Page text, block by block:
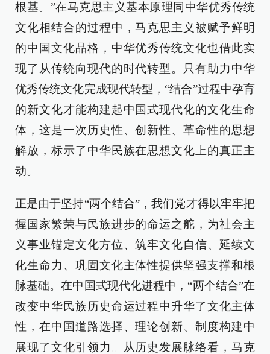
根基。”在马克思主义基本原理同中华优秀传统
文化相结合的过程中，马克思主义被赋予鲜明
的中国文化品格，中华优秀传统文化也借此实
现了从传统向现代的时代转型。只有助力中华
优秀传统文化完成现代转型，“结合”过程中孕育
的新文化才能构建起中国式现代化的文化生命
体，这是一次历史性、创新性、革命性的思想
解放，标示了中华民族在思想文化上的真正主
动。
正是由于坚持“两个结合”，我们党才得以牢牢把
握国家繁荣与民族进步的命运之舵，为社会主
义事业锚定文化方位、筑牢文化自信、延续文
化生命力、巩固文化主体性提供坚强支撑和根
脉基础。在中国式现代化进程中，“两个结合”在
改变中华民族历史命运过程中升华了文化主体
性，在中国道路选择、理论创新、制度构建中
展现了文化引领力。从历史发展脉络看，马克